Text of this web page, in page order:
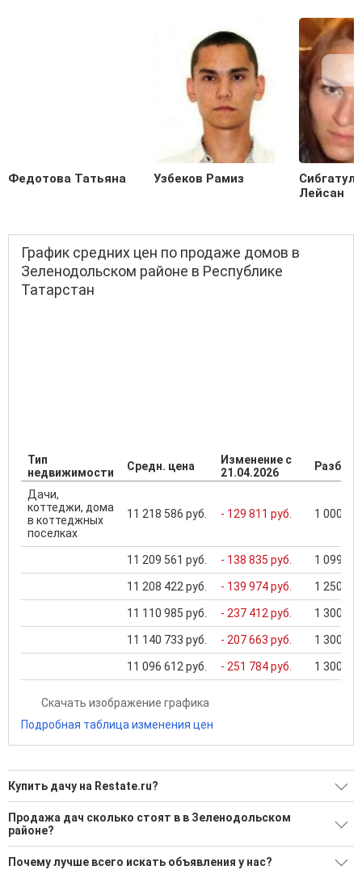
Федотова Татьяна Узбеков Рамиз
Лейсан
График средних цен по продаже домов в
Зеленодольском районе в Республике
Татарстан
Тип
недвижимости
Средн. цена
Изменение с
21.04.2026
Дачи,
коттеджи, дома
в коттеджных
поселках
11 218 586 руб. - 129 811 руб. 1 000
11 209 561 руб. - 138 835 руб. 1 099
11 208 422 руб. - 139 974 руб. 1 250
11 110 985 руб. - 237 412 руб. 1 300
11 140 733 руб. - 207 663 руб. 1 300
11 096 612 руб. - 251 784 руб. 1 300
Скачать изображение графика
Подробная таблица изменения цен
Купить дачу на Restate.ru?
55 актуальных и проверенных объявлений
Воспользуйтесь нашим поиском по новостройкам, для
Продажа дач сколько стоят в в Зеленодольском
районе?
Минимальная цена: 550 000 Р. Максимальная цена: 27 000
Почему лучше всего искать объявления у нас?